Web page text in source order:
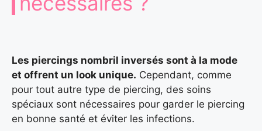
Les piercings nombril inversés sont à la mode
et offrent un look unique. Cependant, comme
pour tout autre type de piercing, des soins
spéciaux sont nécessaires pour garder le piercing
en bonne santé et éviter les infections.